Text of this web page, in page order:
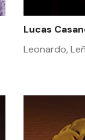
Lucas
Leonardo,